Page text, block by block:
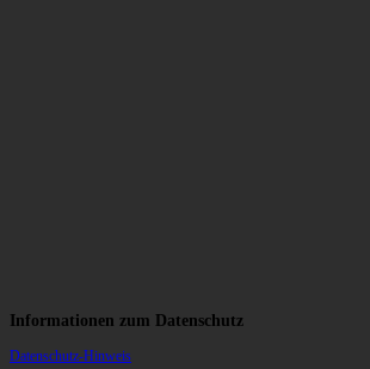
Informationen zum Datenschutz
Datenschutz-Hinweis